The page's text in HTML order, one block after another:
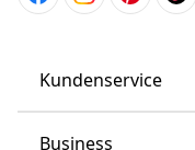
Kundenservice
Business